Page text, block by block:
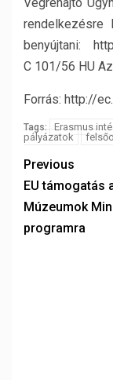
rendelkezésre
benyújtani:
C 101/56 HU
Forrás: http://
Tags: Erasmus
pályázatok
Previous
EU támogatás
Múzeumok
programra